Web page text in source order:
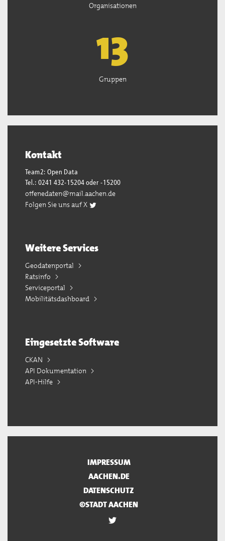
Organisationen
13
Gruppen
Kontakt
Team2: Open Data
Tel.: 0241 432-15204 oder -15200
offenedaten@mail.aachen.de
Folgen Sie uns auf X
Weitere Services
Geodatenportal
Ratsinfo
Serviceportal
Mobilitätsdashboard
Eingesetzte Software
CKAN
API Dokumentation
API-Hilfe
IMPRESSUM
AACHEN.DE
DATENSCHUTZ
©STADT AACHEN